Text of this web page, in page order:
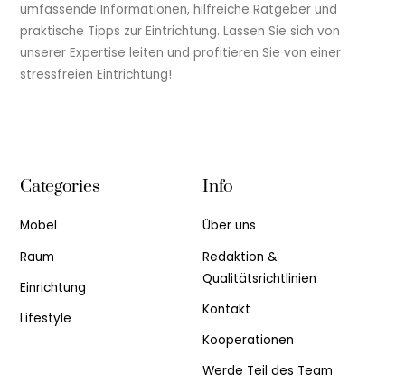
umfassende Informationen, hilfreiche Ratgeber und
praktische Tipps zur Eintrichtung. Lassen Sie sich von
unserer Expertise leiten und profitieren Sie von einer
stressfreien Eintrichtung!
Categories
Möbel
Raum
Einrichtung
Lifestyle
Info
Über uns
Redaktion &
Qualitätsrichtlinien
Kontakt
Kooperationen
Werde Teil des Team